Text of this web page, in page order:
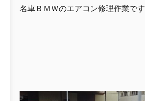
名車ＢＭＷのエアコン修理作業です